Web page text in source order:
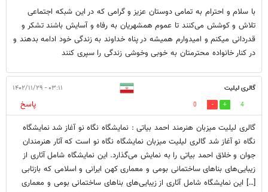
با سلام و احترام به تمامی دوستان عزیز و گرامی که در این شبکه اجتماعی
تلاش و کوشش می‌کنند تا عموم همشهریان به رفاه و آسایش باشند تشکر و
قدردانی میکنم و امیدوارم همیشه در پناه خداوند به زندگی خود ادامه بدهند و
در کنار خانواده‌ محترمتان به خوبی وخوشی زندگی را سپری کنند
گالری لیلیت ۰۳:۱۱ - ۱۴۰۲/۱۱/۲۹
4
0
پاسخ
گالری لیلیت میزبان هنرمند احمد بیاتی : نمایشگاه نگاه نو آغاز شد نمایشگاه
نگاه نو آغاز شد گالری لیلیت میزبان نمایشگاه نگاه نو است که آثار هنرمندان
جوان و خلاق احمد بیاتی را به نمایش می‌گذارد. این نمایشگاه شامل آثاری از
زیبایی‌های بناهای ساختمانی بومی و معماری کهن ایرانی و اسلامی که بازتابی
[…] این نمایشگاه شامل آثاری از زیبایی‌های بناهای ساختمانی بومی و معماری